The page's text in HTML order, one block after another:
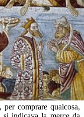
comprare qualcosa,